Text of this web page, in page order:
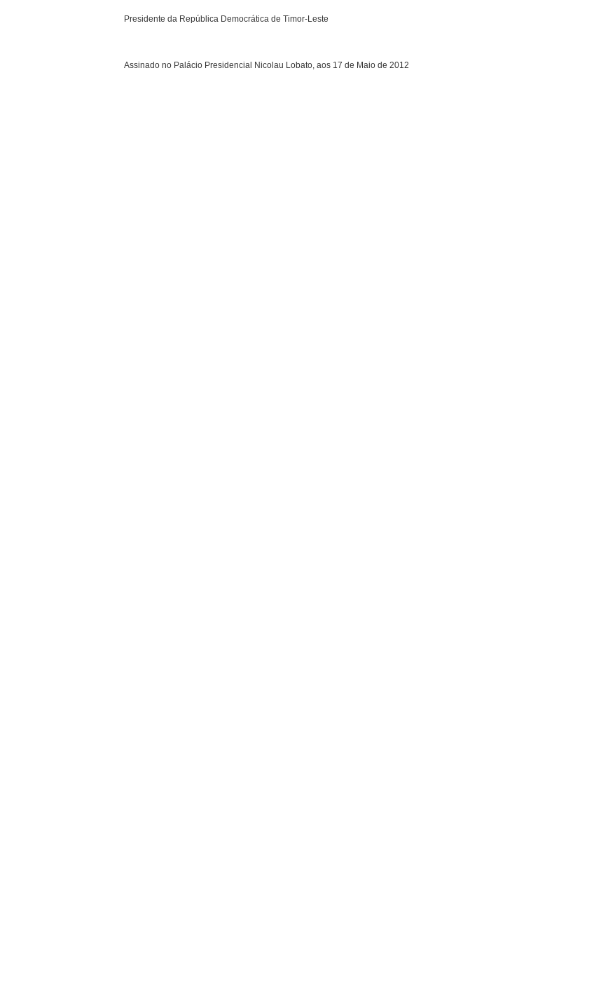
Presidente da República Democrática de Timor-Leste
Assinado no Palácio Presidencial Nicolau Lobato, aos 17 de Maio de 2012